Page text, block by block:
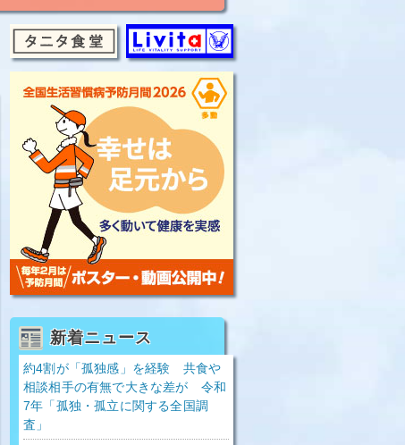
風
脳出血
大腸がん
骨粗鬆症
新着ニュース
約4割が「孤独感」を経験 共食や
相談相手の有無で大きな差が 令和
7年「孤独・孤立に関する全国調
査」